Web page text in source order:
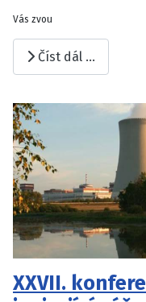
Vás zvou
Číst dál …
XXVII.